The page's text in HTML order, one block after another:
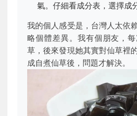
氣。仔細看成分表，選擇成
我的個人感受是，台灣人太依
略個體差異。我有個朋友，
草，後來發現她其實對仙草裡
成自煮仙草後，問題才解決。